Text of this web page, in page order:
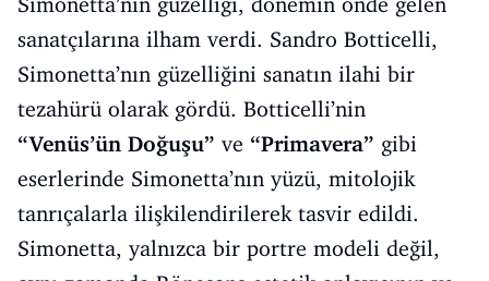
sanatçılarına ilham verdi. Sandro Botticelli,
Simonetta’nın güzelliğini sanatın ilahi bir
tezahürü olarak gördü. Botticelli’nin
“Venüs’ün Doğuşu” ve “Primavera” gibi
eserlerinde Simonetta’nın yüzü, mitolojik
tanrıçalarla ilişkilendirilerek tasvir edildi.
Simonetta, yalnızca bir portre modeli değil,